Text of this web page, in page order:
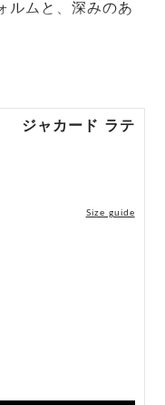
ルムと、深みのあ
適に、エレガント
ジャカード ラテ
Size guide